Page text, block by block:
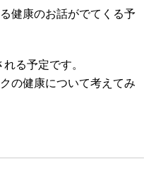
健康のお話がでてくる予
る予定です。
の健康について考えてみ